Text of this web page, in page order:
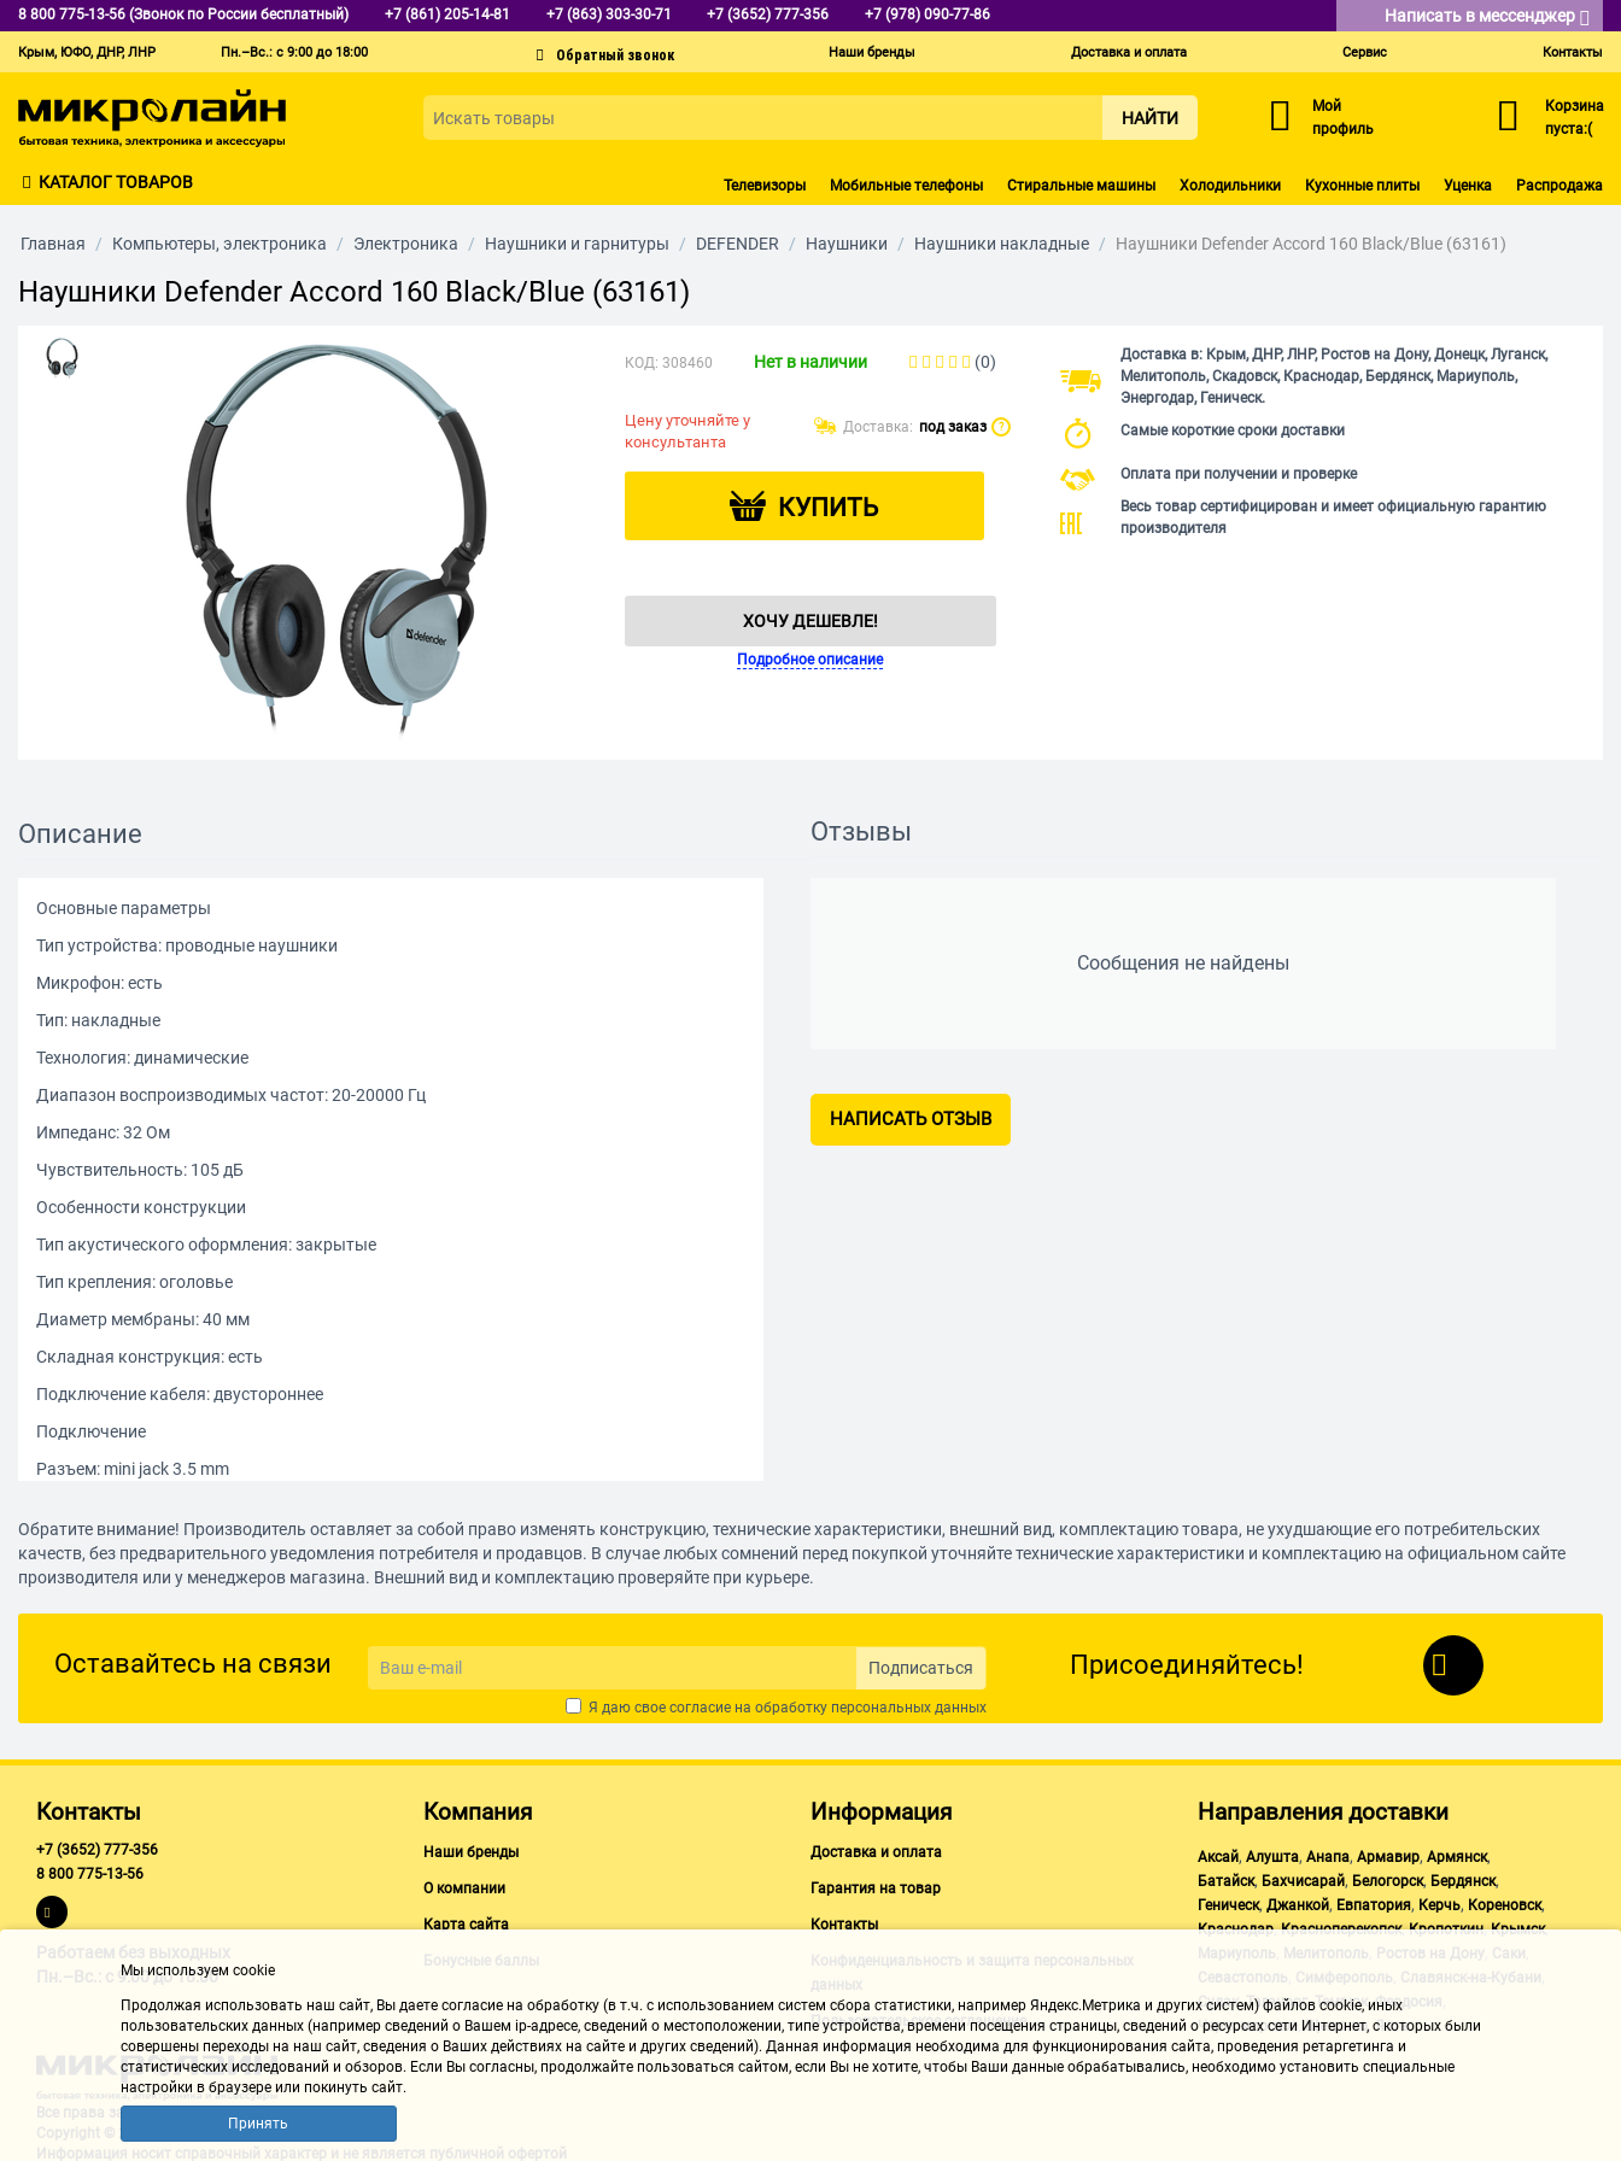
8 800 775-13-56 (Звонок по России бесплатный) +7 (861) 205-14-81 +7 (863) 303-30-71 +7 (3652) 777-356 +7 (978) 090-77-86 Написать в мессенджер
Крым, ЮФО, ДНР, ЛНР Пн.–Вс.: с 9:00 до 18:00 Наши бренды Доставка и оплата Сервис Контакты
НАЙТИ
Мой
профиль
Корзина
пуста:(
КАТАЛОГ ТОВАРОВ Телевизоры Мобильные телефоны Стиральные машины Холодильники Кухонные плиты Уценка Распродажа
Главная / Компьютеры, электроника / Электроника / Наушники и гарнитуры / DEFENDER / Наушники / Наушники накладные / Наушники Defender Accord 160 Black/Blue (63161)
Наушники Defender Accord 160 Black/Blue (63161)
КОД: 308460 Нет в наличии (0)
Цену уточняйте у
консультанта
Доставка: под заказ ?
КУПИТЬ
ХОЧУ ДЕШЕВЛЕ!
Подробное описание
Доставка в: Крым, ДНР, ЛНР, Ростов на Дону, Донецк, Луганск,
Мелитополь, Скадовск, Краснодар, Бердянск, Мариуполь,
Энергодар, Геническ.
Самые короткие сроки доставки
Оплата при получении и проверке
Весь товар сертифицирован и имеет официальную гарантию
производителя
Описание
Основные параметры
Тип устройства: проводные наушники
Микрофон: есть
Тип: накладные
Технология: динамические
Диапазон воспроизводимых частот: 20-20000 Гц
Импеданс: 32 Ом
Чувствительность: 105 дБ
Особенности конструкции
Тип акустического оформления: закрытые
Тип крепления: оголовье
Диаметр мембраны: 40 мм
Складная конструкция: есть
Подключение кабеля: двустороннее
Подключение
Разъем: mini jack 3.5 mm
Функции
Ответить/закончить разговор: есть
Отзывы
Сообщения не найдены
НАПИСАТЬ ОТЗЫВ
Обратите внимание! Производитель оставляет за собой право изменять конструкцию, технические характеристики, внешний вид, комплектацию товара, не ухудшающие его потребительских
качеств, без предварительного уведомления потребителя и продавцов. В случае любых сомнений перед покупкой уточняйте технические характеристики и комплектацию на официальном сайте
производителя или у менеджеров магазина. Внешний вид и комплектацию проверяйте при курьере.
Оставайтесь на связи Подписаться
Я даю свое согласие на обработку персональных данных
Присоединяйтесь!
Контакты
+7 (3652) 777-356
8 800 775-13-56
Работаем без выходных
Пн.–Вс.: с 9:00 до 18:00
Компания
Наши бренды
О компании
Карта сайта
Бонусные баллы
Информация
Доставка и оплата
Гарантия на товар
Контакты
Конфиденциальность и защита персональных
данных
Пользовательское соглашение
Направления доставки
Аксай, Алушта, Анапа, Армавир, Армянск,
Батайск, Бахчисарай, Белогорск, Бердянск,
Геническ, Джанкой, Евпатория, Керчь, Кореновск,
Краснодар,Красноперекопск,Кропоткин,Крымск,
Мариуполь Мелитополь Ростов на Дону Саки
Севастополь Симферополь Славянск-на-Кубани
Судак,Таганрог,Темрюк,Феодосия
Черноморское ,Щелкино,Ялта
Все права защищены "Микролайн"
Copyright © 2002-2026
Информация носит справочный характер и не является публичной офертой
Мы используем cookie
Продолжая использовать наш cайт, Вы даете согласие на обработку (в т.ч. с использованием систем сбора статистики, например Яндекс.Метрика и других систем) файлов cookie, иных
пользовательских данных (например сведений о Вашем ip-адресе, сведений о местоположении, типе устройства, времени посещения страницы, сведений о ресурсах сети Интернет, с которых были
совершены переходы на наш сайт, сведения о Ваших действиях на сайте и других сведений). Данная информация необходима для функционирования сайта, проведения ретаргетинга и
статистических исследований и обзоров. Если Вы согласны, продолжайте пользоваться сайтом, если Вы не хотите, чтобы Ваши данные обрабатывались, необходимо установить специальные
настройки в браузере или покинуть сайт.
Принять